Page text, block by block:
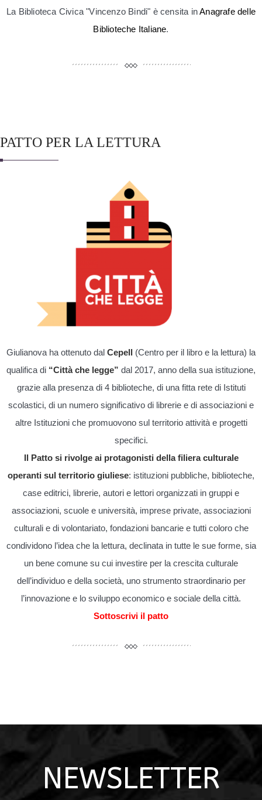
La Biblioteca Civica "Vincenzo Bindi" è censita inAnagrafe delle
Biblioteche Italiane.
PATTO PER LA LETTURA
Giulianova ha ottenuto dal Cepell (Centro per il libro e la lettura) la
qualifica di “Città che legge” dal 2017, anno della sua istituzione,
grazie alla presenza di 4 biblioteche, di una fitta rete di Istituti
scolastici, di un numero significativo di librerie e di associazioni e
altre Istituzioni che promuovono sul territorio attività e progetti
specifici.
Il Patto si rivolge ai protagonisti della filiera culturale
operanti sul territorio giuliese: istituzioni pubbliche, biblioteche,
case editrici, librerie, autori e lettori organizzati in gruppi e
associazioni, scuole e università, imprese private, associazioni
culturali e di volontariato, fondazioni bancarie e tutti coloro che
condividono l’idea che la lettura, declinata in tutte le sue forme, sia
un bene comune su cui investire per la crescita culturale
dell’individuo e della società, uno strumento straordinario per
l’innovazione e lo sviluppo economico e sociale della città.
Sottoscrivi il patto
NEWSLETTER